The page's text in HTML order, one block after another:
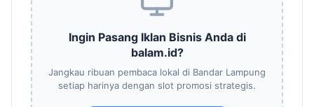
Ingin Pasang Iklan Bisnis Anda di
balam.id?
Jangkau ribuan pembaca lokal di Bandar Lampung
setiap harinya dengan slot promosi strategis.